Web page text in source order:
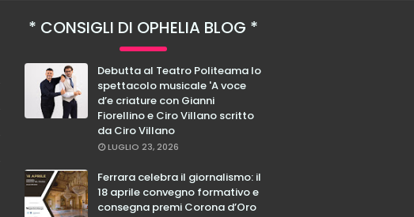
CONSIGLI DI OPHELIA BLOG
Debutta al Teatro Politeama lo
spettacolo musicale 'A voce
d’e criature con Gianni
Fiorellino e Ciro Villano scritto
da Ciro Villano
LUGLIO 23, 2026
Ferrara celebra il giornalismo: il
18 aprile convegno formativo e
consegna premi Corona d’Oro